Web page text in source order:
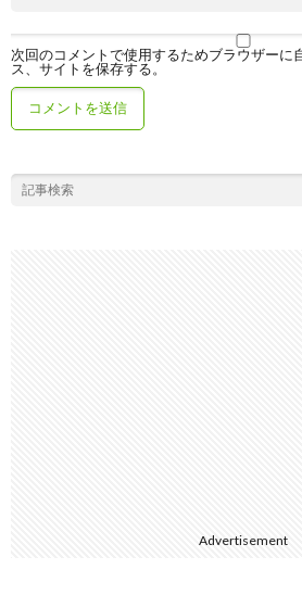
次回のコメントで使用するためブラウザーに
ス、サイトを保存する。
Advertisement